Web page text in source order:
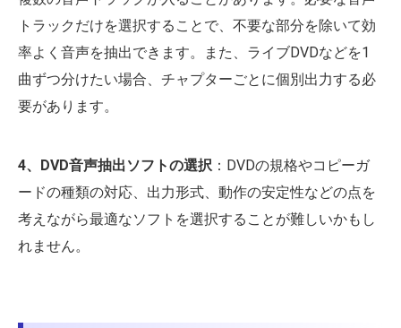
トラックだけを選択することで、不要な部分を除いて効
率よく音声を抽出できます。また、ライブDVDなどを1
曲ずつ分けたい場合、チャプターごとに個別出力する必
要があります。
4、DVD音声抽出ソフトの選択 ：DVDの規格やコピーガ
ードの種類の対応、出力形式、動作の安定性などの点を
考えながら最適なソフトを選択することが難しいかもし
れません。